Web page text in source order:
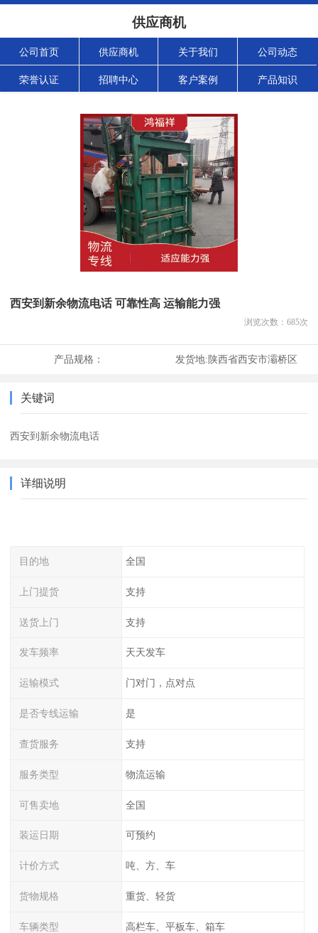
供应商机
公司首页 供应商机 关于我们 公司动态
荣誉认证 招聘中心 客户案例 产品知识
西安到新余物流电话 可靠性高 运输能力强
浏览次数： 685次
产品规格： 发货地:陕西省西安市灞桥区
关键词
西安到新余物流电话
详细说明
目的地 全国
上门提货 支持
送货上门 支持
发车频率 天天发车
运输模式 门对门，点对点
是否专线运输 是
查货服务 支持
服务类型 物流运输
可售卖地 全国
装运日期 可预约
计价方式 吨、方、车
货物规格 重货、轻货
车辆类型 高栏车、平板车、箱车